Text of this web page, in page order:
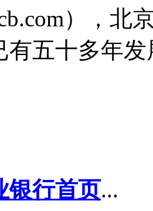
），北
有五十多年
银行首页...